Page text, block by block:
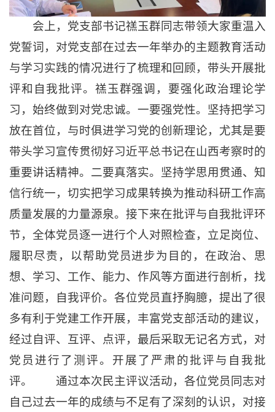
会上，党支部书记禚玉群同志带领大家重温入
党誓词，对党支部在过去一年举办的主题教育活动
与学习实践的情况进行了梳理和回顾，带头开展批
评和自我批评。禚玉群强调，要强化政治理论学
习，始终做到对党忠诚。一要强党性。坚持把学习
放在首位，与时俱进学习党的创新理论，尤其是要
带头学习宣传贯彻好习近平总书记在山西考察时的
重要讲话精神。二要真落实。坚持学思用贯通、知
信行统一，切实把学习成果转换为推动科研工作高
质量发展的力量源泉。接下来在批评与自我批评环
节，全体党员逐一进行个人对照检查，立足岗位、
履职尽责，以帮助党员进步为目的，在政治、思
想、学习、工作、能力、作风等方面进行剖析，找
准问题，自我评价。各位党员直抒胸臆，提出了很
多有利于党建工作开展，丰富党支部活动的建议，
经过自评、互评、点评，最后采取无记名方式，对
党员进行了测评。开展了严肃的批评与自我批
评。 通过本次民主评议活动，各位党员同志对
自己过去一年的成绩与不足有了深刻的认识，对接